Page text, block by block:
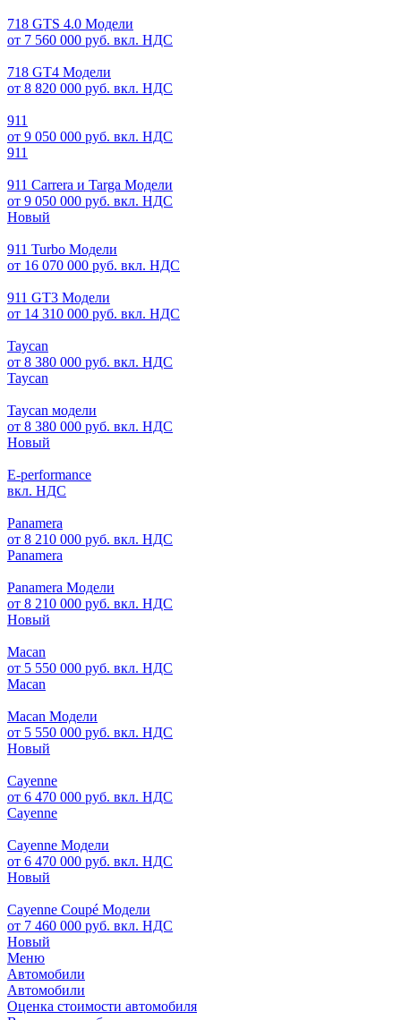
718 GTS 4.0 Модели
от 7 560 000 руб. вкл. НДС
718 GT4 Модели
от 8 820 000 руб. вкл. НДС
911
от 9 050 000 руб. вкл. НДС
911
911 Carrera и Targa Модели
от 9 050 000 руб. вкл. НДС
Новый
911 Turbo Модели
от 16 070 000 руб. вкл. НДС
911 GT3 Модели
от 14 310 000 руб. вкл. НДС
Taycan
от 8 380 000 руб. вкл. НДС
Taycan
Taycan модели
от 8 380 000 руб. вкл. НДС
Новый
E-performance
вкл. НДС
Panamera
от 8 210 000 руб. вкл. НДС
Panamera
Panamera Модели
от 8 210 000 руб. вкл. НДС
Новый
Macan
от 5 550 000 руб. вкл. НДС
Macan
Macan Модели
от 5 550 000 руб. вкл. НДС
Новый
Cayenne
от 6 470 000 руб. вкл. НДС
Cayenne
Cayenne Модели
от 6 470 000 руб. вкл. НДС
Новый
Cayenne Coupé Модели
от 7 460 000 руб. вкл. НДС
Новый
Меню
Автомобили
Автомобили
Оценка стоимости автомобиля